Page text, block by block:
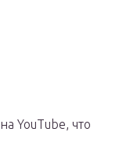
на YouTube, что